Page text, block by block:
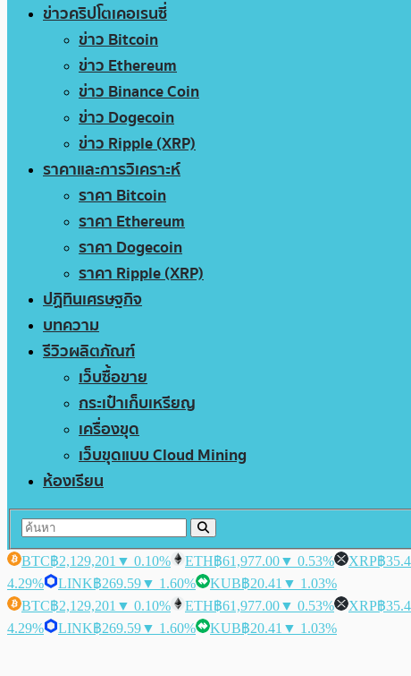
ข่าวคริปโตเคอเรนซี่
ข่าว Bitcoin
ข่าว Ethereum
ข่าว Binance Coin
ข่าว Dogecoin
ข่าว Ripple (XRP)
ราคาและการวิเคราะห์
ราคา Bitcoin
ราคา Ethereum
ราคา Dogecoin
ราคา Ripple (XRP)
ปฏิทินเศรษฐกิจ
บทความ
รีวิวผลิตภัณฑ์
เว็บซื้อขาย
กระเป๋าเก็บเหรียญ
เครื่องขุด
เว็บขุดแบบ Cloud Mining
ห้องเรียน
BTC฿2,129,201 ▼ 0.10% ETH฿61,977.00▼ 0.53% XRP฿
4.29%
LINK฿269.59▼ 1.60% KUB฿20.41 ▼ 1.03%
BTC฿2,129,201 ▼ 0.10% ETH฿61,977.00▼ 0.53% XRP฿
4.29%
LINK฿269.59▼ 1.60% KUB฿20.41 ▼ 1.03%